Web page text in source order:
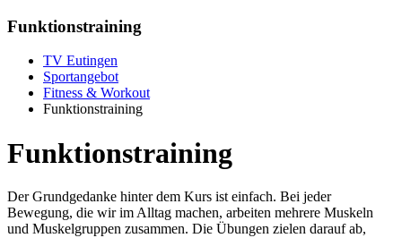
Funktionstraining
TV Eutingen
Sportangebot
Fitness & Workout
Funktionstraining
Funktionstraining
Der Grundgedanke hinter dem Kurs ist einfach. Bei jeder
Bewegung, die wir im Alltag machen, arbeiten mehrere Muskeln
und Muskelgruppen zusammen. Die Übungen zielen darauf ab,